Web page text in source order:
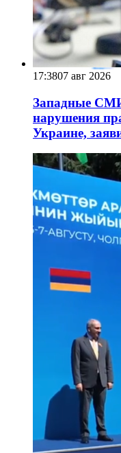
17:3807 авг 2026
Западные
нарушения
Украине,